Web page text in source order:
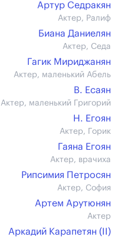
Артур Седракян
Актер, Ралиф
Биана Даниелян
Актер, Седа
Гагик Мириджанян
Актер, маленький Абель
В. Есаян
Актер, маленький Григорий
Н. Егоян
Актер, Горик
Гаяна Егоян
Актер, врачиха
Рипсимия Петросян
Актер, София
Артем Арутюнян
Актер
Аркадий Карапетян (II)